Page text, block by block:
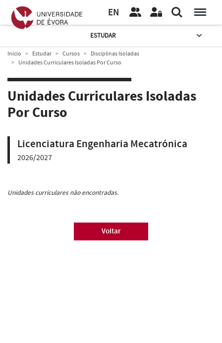
EN
ESTUDAR
Início Estudar Cursos
Disciplinas Isoladas
Unidades Curriculares Isoladas Por Curso
Unidades Curriculares Isoladas
Por Curso
Licenciatura Engenharia Mecatrónica
2026/2027
Unidades curriculares não encontradas.
Voltar